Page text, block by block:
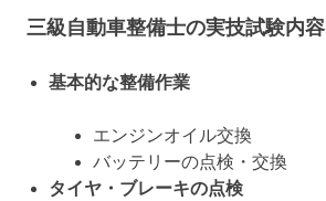
三級自動車整備士の実技試験内容
基本的な整備作業
エンジンオイル交換
バッテリーの点検・交換
タイヤ・ブレーキの点検